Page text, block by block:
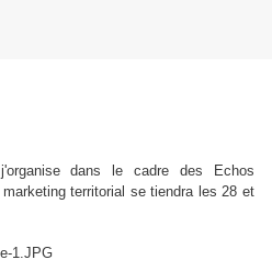
dans le cadre des Echos
territorial se tiendra les 28 et